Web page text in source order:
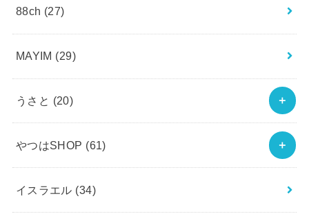
88ch (27)
MAYIM (29)
うさと (20)
やつはSHOP (61)
イスラエル (34)